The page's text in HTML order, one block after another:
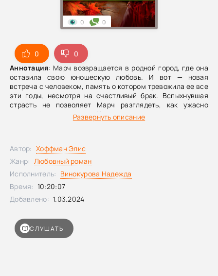
0
0
Аннотация: Марч возвращается в родной город, где она
оставила свою юношескую любовь. И вот — новая
встреча с человеком, память о котором тревожила ее все
эти годы, несмотря на счастливый брак. Вспыхнувшая
страсть не позволяет Марч разглядеть, как ужасно
изменился за эти годы Холлис, с которым ее когда-то
связывало столь многое. Их отношения подобны
мастер тонкого психологического романа. Общий тираж
ее книг составляет более 50 миллионов экземпляров.
Роман «Практическая магия» экранизирован (в главных
ролях — Николь Кидман и Сандра Баллок).
Развернуть описание
0 0
СЛУШАТЬ
Автор: Хоффман Элис
Жанр: Любовный роман
Исполнитель: Винокурова Надежда
Время: 10:20:07
Добавлено: 1.03.2024